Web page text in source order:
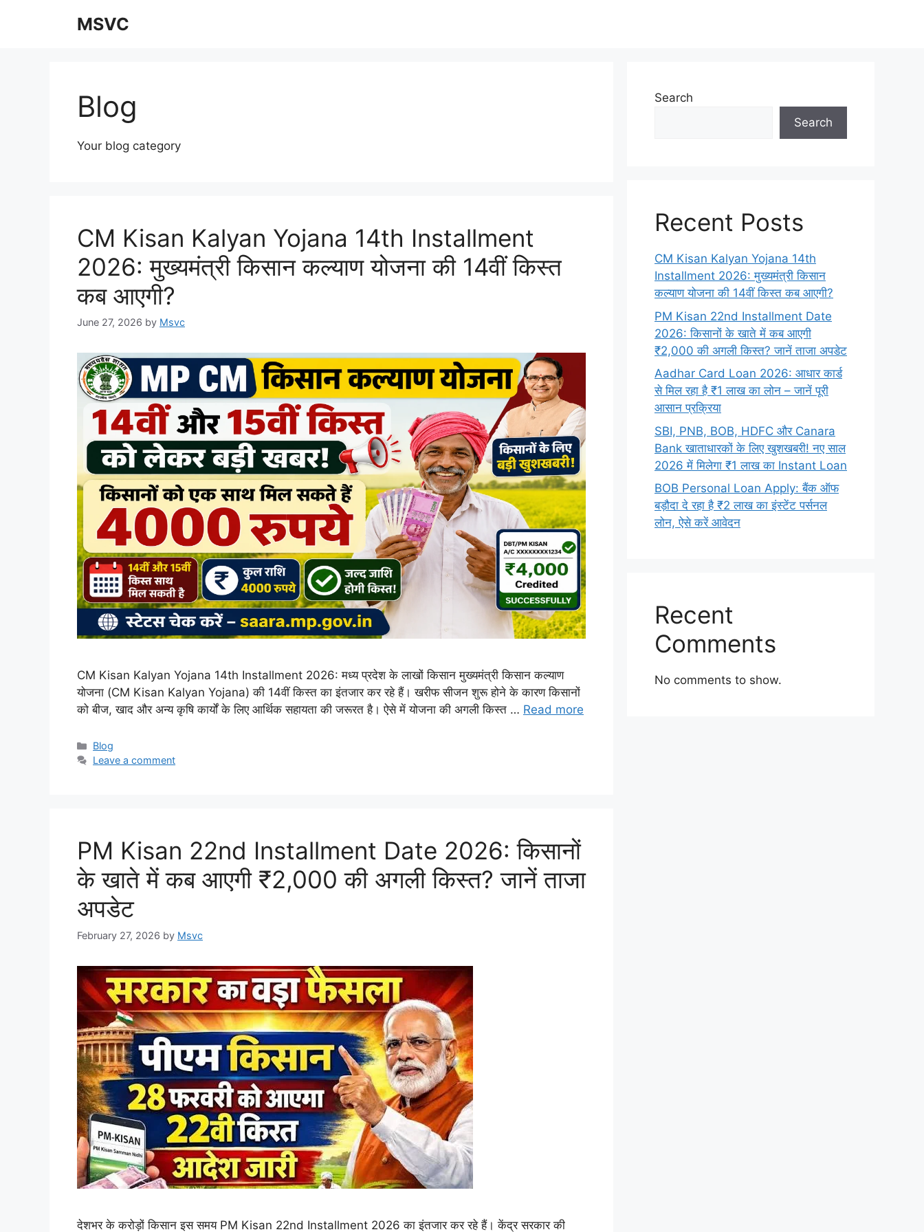
MSVC
Blog
Your blog category
CM Kisan Kalyan Yojana 14th Installment
2026: मुख्यमंत्री किसान कल्याण योजना की 14वीं किस्त
कब आएगी?
June 27, 2026 by Msvc
CM Kisan Kalyan Yojana 14th Installment 2026: मध्य प्रदेश के लाखों किसान मुख्यमंत्री किसान कल्याण
योजना (CM Kisan Kalyan Yojana) की 14वीं किस्त का इंतजार कर रहे हैं। खरीफ सीजन शुरू होने के कारण किसानों
को बीज, खाद और अन्य कृषि कार्यों के लिए आर्थिक सहायता की जरूरत है। ऐसे में योजना की अगली किस्त … Read more
Categories
Blog
Leave a comment
PM Kisan 22nd Installment Date 2026: किसानों
के खाते में कब आएगी ₹2,000 की अगली किस्त? जानें ताजा
अपडेट
February 27, 2026 by Msvc
देशभर के करोड़ों किसान इस समय PM Kisan 22nd Installment 2026 का इंतजार कर रहे हैं। केंद्र सरकार की
Search
Search
Recent Posts
CM Kisan Kalyan Yojana 14th
Installment 2026: मुख्यमंत्री किसान
कल्याण योजना की 14वीं किस्त कब आएगी?
PM Kisan 22nd Installment Date
2026: किसानों के खाते में कब आएगी
₹2,000 की अगली किस्त? जानें ताजा अपडेट
Aadhar Card Loan 2026: आधार कार्ड
से मिल रहा है ₹1 लाख का लोन – जानें पूरी
आसान प्रक्रिया
SBI, PNB, BOB, HDFC और Canara
Bank खाताधारकों के लिए खुशखबरी! नए साल
2026 में मिलेगा ₹1 लाख का Instant Loan
BOB Personal Loan Apply: बैंक ऑफ
बड़ौदा दे रहा है ₹2 लाख का इंस्टेंट पर्सनल
लोन, ऐसे करें आवेदन
Recent
Comments
No comments to show.